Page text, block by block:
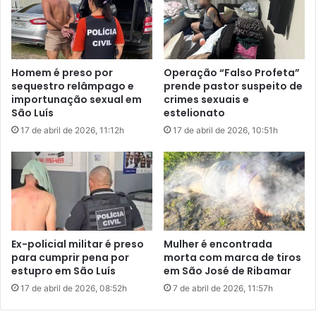
Boletim de Ocorrência registrado pela vítima
Organização promete providências
Em nota preliminar, a organização da Copa Interbairro
classificou o episódio como “lamentável e inaceitável”, e
afirmou que irá tomar providências sérias contra os
r
u
a
e
m
S
ã
o
L
r
o
p
e
l
a
m
n
t
o
a
r
r
o
e
Homem é preso por
sequestro relâmpago e
importunação sexual em
São Luís
17 de abril de 2026, 11:12h
Operação “Falso Profeta”
prende pastor suspeito de
crimes sexuais e
estelionato
17 de abril de 2026, 10:51h
Ex-policial militar é preso
para cumprir pena por
estupro em São Luís
17 de abril de 2026, 08:52h
Mulher é encontrada
morta com marca de tiros
em São José de Ribamar
7 de abril de 2026, 11:57h